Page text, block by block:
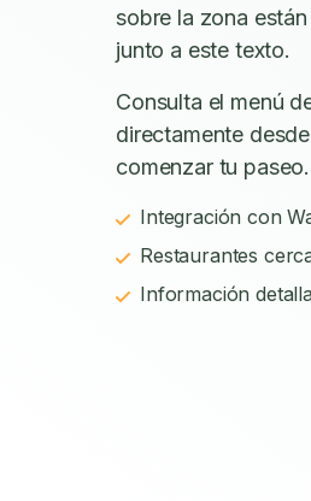
sobre la zona
junto a este texto.
Consulta el menú
directamente
comenzar tu paseo.
Integración con
Restaurantes
Información